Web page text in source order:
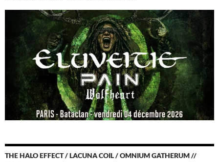
THE HALO EFFECT / LACUNA COIL / OMNIUM GATHERUM //